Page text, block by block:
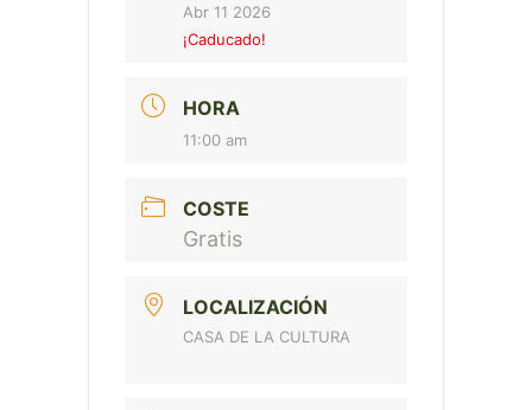
Abr 11 2026
¡Caducado!
HORA
11:00 am
COSTE
Gratis
LOCALIZACIÓN
CASA DE LA CULTURA